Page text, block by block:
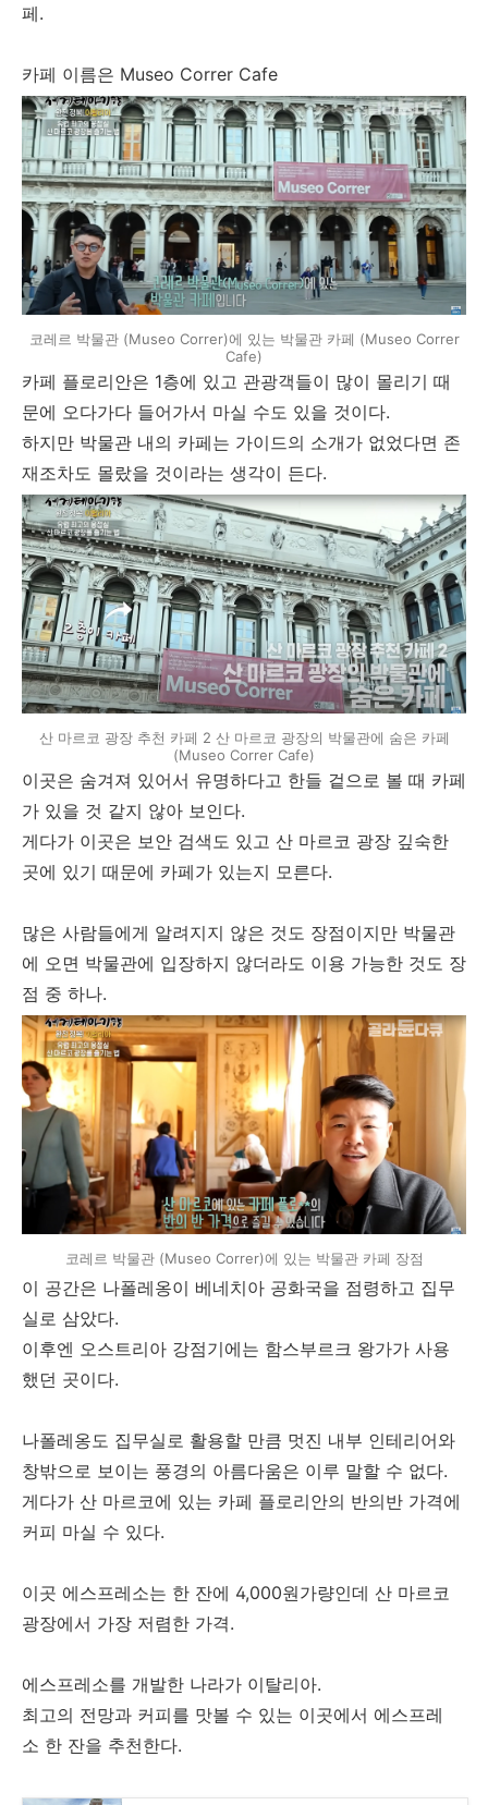
페.
카페 이름은 Museo Correr Cafe
코레르 박물관 (Museo Correr)에 있는 박물관 카페 (Museo Correr
Cafe)
카페 플로리안은 1층에 있고 관광객들이 많이 몰리기 때
문에 오다가다 들어가서 마실 수도 있을 것이다.
하지만 박물관 내의 카페는 가이드의 소개가 없었다면 존
재조차도 몰랐을 것이라는 생각이 든다.
산 마르코 광장 추천 카페 2 산 마르코 광장의 박물관에 숨은 카페
(Museo Correr Cafe)
이곳은 숨겨져 있어서 유명하다고 한들 겉으로 볼 때 카페
가 있을 것 같지 않아 보인다.
게다가 이곳은 보안 검색도 있고 산 마르코 광장 깊숙한
곳에 있기 때문에 카페가 있는지 모른다.
많은 사람들에게 알려지지 않은 것도 장점이지만 박물관
에 오면 박물관에 입장하지 않더라도 이용 가능한 것도 장
점 중 하나.
코레르 박물관 (Museo Correr)에 있는 박물관 카페 장점
이 공간은 나폴레옹이 베네치아 공화국을 점령하고 집무
실로 삼았다.
이후엔 오스트리아 강점기에는 함스부르크 왕가가 사용
했던 곳이다.
나폴레옹도 집무실로 활용할 만큼 멋진 내부 인테리어와
창밖으로 보이는 풍경의 아름다움은 이루 말할 수 없다.
게다가 산 마르코에 있는 카페 플로리안의 반의반 가격에
커피 마실 수 있다.
이곳 에스프레소는 한 잔에 4,000원가량인데 산 마르코
광장에서 가장 저렴한 가격.
에스프레소를 개발한 나라가 이탈리아.
최고의 전망과 커피를 맛볼 수 있는 이곳에서 에스프레
소 한 잔을 추천한다.